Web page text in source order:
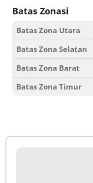
Batas Zonasi
Batas Zona Utara
Batas Zona Selatan
Batas Zona Barat
Batas Zona Timur